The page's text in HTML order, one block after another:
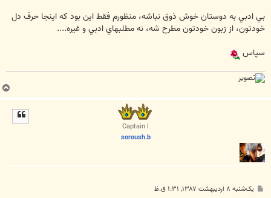
بي ادبي به دوستان خوش ذوق نباشه، منظورم فقط اين بود كه اينجا حرف دل
خودتون، از زبون خودتون مطرح شه، نه مطلبهاي ادبي و غيره....
سپاس
ب
ا
Captain I
soroush.b
پ یک‌شنبه ۸ اردیبهشت ۱۳۸۷, ۱:۳۱ ق.ظ